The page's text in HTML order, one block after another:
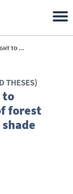
TOLERANCES - 2014
THESES)
to
forest